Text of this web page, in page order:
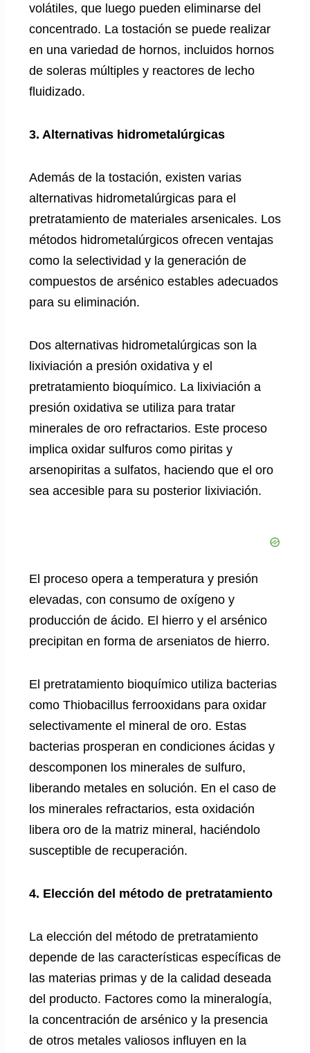
volátiles, que luego pueden eliminarse del
concentrado. La tostación se puede realizar
en una variedad de hornos, incluidos hornos
de soleras múltiples y reactores de lecho
fluidizado.
3. Alternativas hidrometalúrgicas
Además de la tostación, existen varias
alternativas hidrometalúrgicas para el
pretratamiento de materiales arsenicales. Los
métodos hidrometalúrgicos ofrecen ventajas
como la selectividad y la generación de
compuestos de arsénico estables adecuados
para su eliminación.
Dos alternativas hidrometalúrgicas son la
lixiviación a presión oxidativa y el
pretratamiento bioquímico. La lixiviación a
presión oxidativa se utiliza para tratar
minerales de oro refractarios. Este proceso
implica oxidar sulfuros como piritas y
arsenopiritas a sulfatos, haciendo que el oro
sea accesible para su posterior lixiviación.
El proceso opera a temperatura y presión
elevadas, con consumo de oxígeno y
producción de ácido. El hierro y el arsénico
precipitan en forma de arseniatos de hierro.
El pretratamiento bioquímico utiliza bacterias
como Thiobacillus ferrooxidans para oxidar
selectivamente el mineral de oro. Estas
bacterias prosperan en condiciones ácidas y
descomponen los minerales de sulfuro,
liberando metales en solución. En el caso de
los minerales refractarios, esta oxidación
libera oro de la matriz mineral, haciéndolo
susceptible de recuperación.
4. Elección del método de pretratamiento
La elección del método de pretratamiento
depende de las características específicas de
las materias primas y de la calidad deseada
del producto. Factores como la mineralogía,
la concentración de arsénico y la presencia
de otros metales valiosos influyen en la